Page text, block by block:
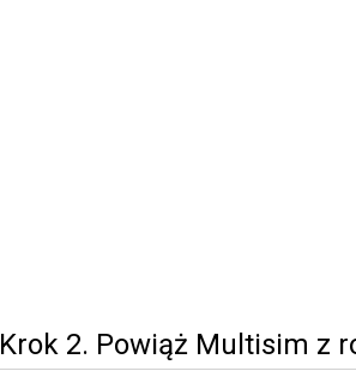
Krok 2. Powiąż Multisim z